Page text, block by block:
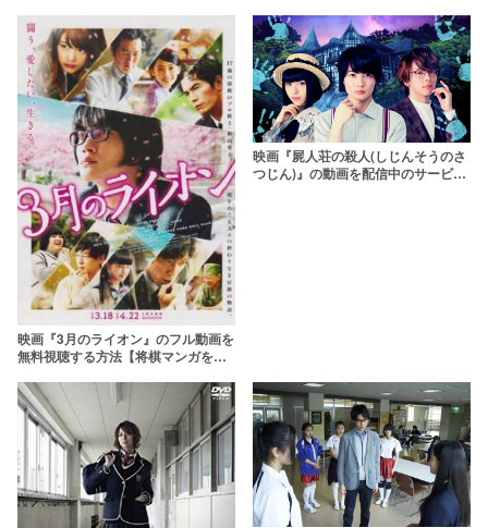
映画『3月のライオン』のフル動画を
無料視聴する方法【将棋マンガを神
映画『屍人荘の殺人(しじんそうのさ
つじん)』の動画を配信中のサービス